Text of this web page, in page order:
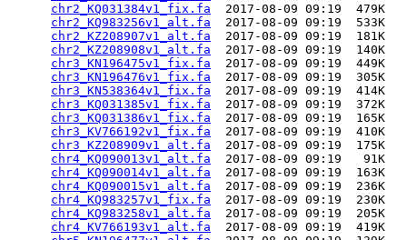
chr2_KQ031384v1_fix.fa
  2017-08-09 09:19  479K
chr2_KQ983256v1_alt.fa
  2017-08-09 09:19  533K
chr2_KZ208907v1_alt.fa
  2017-08-09 09:19  181K
chr2_KZ208908v1_alt.fa
  2017-08-09 09:19  140K
chr3_KN196475v1_fix.fa
  2017-08-09 09:19  449K
chr3_KN196476v1_fix.fa
  2017-08-09 09:19  305K
chr3_KN538364v1_fix.fa
  2017-08-09 09:19  414K
chr3_KQ031385v1_fix.fa
  2017-08-09 09:19  372K
chr3_KQ031386v1_fix.fa
  2017-08-09 09:19  165K
chr3_KV766192v1_fix.fa
  2017-08-09 09:19  410K
chr3_KZ208909v1_alt.fa
  2017-08-09 09:19  175K
chr4_KQ090013v1_alt.fa
  2017-08-09 09:19   91K
chr4_KQ090014v1_alt.fa
  2017-08-09 09:19  163K
chr4_KQ090015v1_alt.fa
  2017-08-09 09:19  236K
chr4_KQ983257v1_fix.fa
  2017-08-09 09:19  230K
chr4_KQ983258v1_alt.fa
  2017-08-09 09:19  205K
chr4_KV766193v1_alt.fa
  2017-08-09 09:19  419K